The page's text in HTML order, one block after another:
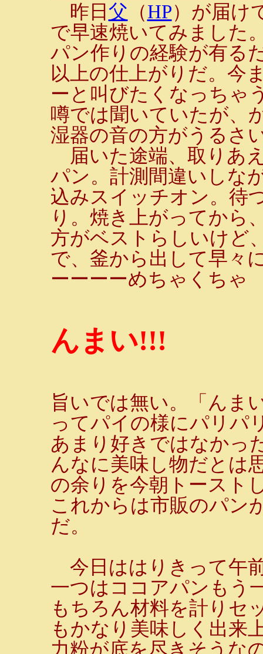
昨日 父 （HP）が届け
で早速焼いてみました
パン作りの経験が有る
以上の仕上がりだ。今
ーと叫びたくなっちゃ
噂では聞いていたが、
湿器の音の方がうるさ
届いた途端、取りあ
パン。計測間違いしな
込みスイッチオン。待
り。焼き上がってから
方がベストらしいけど
で、釜から出して早々
ーーーーめちゃくちゃ
んまい!!!
旨いでは無い。「んま
ってパイの様にパリパ
あまり好きではなかっ
んなに美味し物だとは
の余りを今朝トースト
これからは市販のパン
だ。
今日ははりきって午
一つはココアパンもう
もちろん材料を計りセ
もかなり美味しく出来
力粉が底を尽きそうな